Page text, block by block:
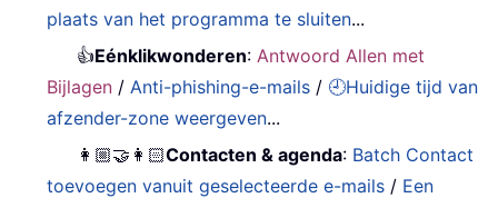
plaats van het programma te sluiten...
👍Eénklikwonderen: Antwoord Allen met
Bijlagen / Anti-phishing-e-mails / 🕘Huidige tijd van
afzender-zone weergeven...
👩🏼‍🤝‍👩🏻Contacten & agenda: Batch Contact
toevoegen vanuit geselecteerde e-mails / Een